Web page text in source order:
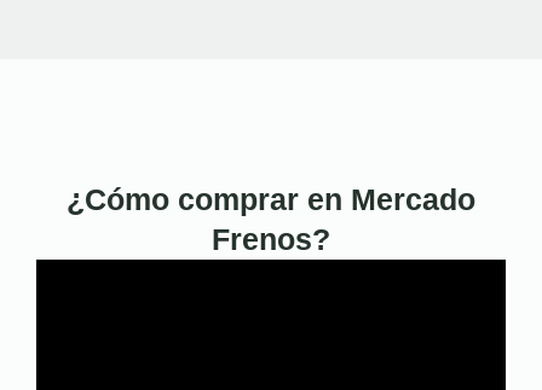
¿Cómo comprar en Mercado
Frenos?